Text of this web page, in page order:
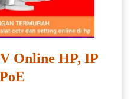
Online HP, IP